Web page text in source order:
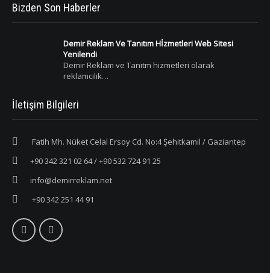
Bizden Son Haberler
Demir Reklam Ve Tanıtım Hİzmetleri Web Sitesi
Yenilendi
Demir Reklam ve Tanıtm hizmetleri olarak
reklamcılık…
İletişim Bilgileri
Fatih Mh. Nüket Celal Ersoy Cd. No:4 Şehitkamil / Gaziantep
+90 342 321 02 64 / +90 532 724 91 25
info@demirreklam.net
+90 342 251 44 91